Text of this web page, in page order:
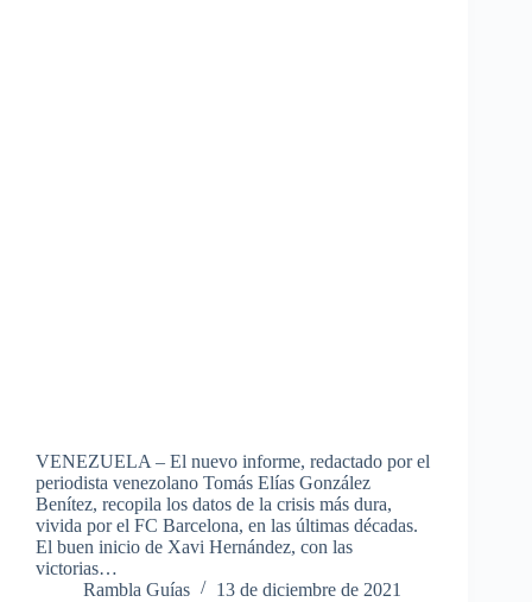
VENEZUELA – El nuevo informe, redactado por el
periodista venezolano Tomás Elías González
Benítez, recopila los datos de la crisis más dura,
vivida por el FC Barcelona, en las últimas décadas.
El buen inicio de Xavi Hernández, con las
victorias…
Rambla Guías
13 de diciembre de 2021